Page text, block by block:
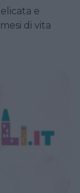
e
di vita